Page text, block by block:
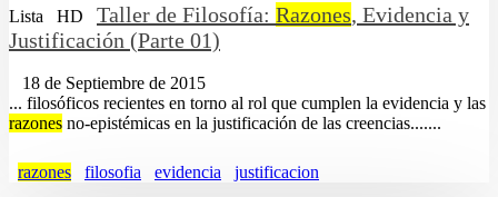
Lista HD Taller de Filosofía: Razones, Evidencia y
Justificación (Parte 01)
18 de Septiembre de 2015
... filosóficos recientes en torno al rol que cumplen la evidencia y las
razones no-epistémicas en la justificación de las creencias.......
razones filosofia evidencia justificacion